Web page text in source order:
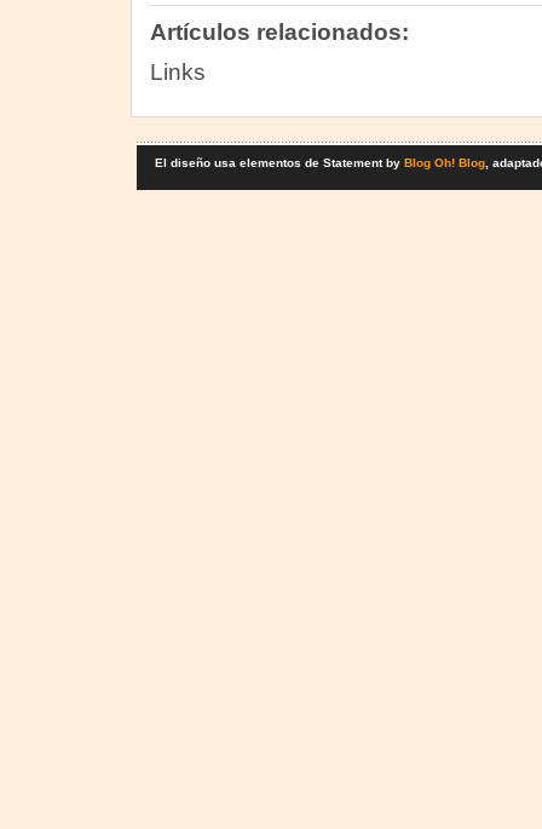
Artículos relacionados:
Links
El diseño usa elementos de Statement by Blog Oh! Blog,